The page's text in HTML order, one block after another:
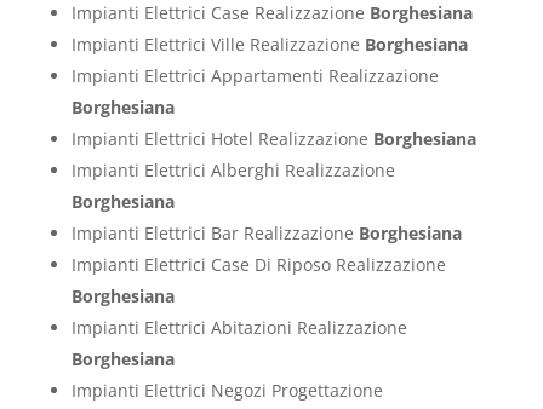
Impianti Elettrici Case Realizzazione Borghesiana
Impianti Elettrici Ville Realizzazione Borghesiana
Impianti Elettrici Appartamenti Realizzazione
Borghesiana
Impianti Elettrici Hotel Realizzazione Borghesiana
Impianti Elettrici Alberghi Realizzazione
Borghesiana
Impianti Elettrici Bar Realizzazione Borghesiana
Impianti Elettrici Case Di Riposo Realizzazione
Borghesiana
Impianti Elettrici Abitazioni Realizzazione
Borghesiana
Impianti Elettrici Negozi Progettazione